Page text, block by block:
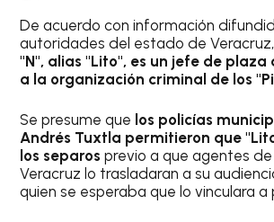
De acuerdo con información
autoridades del estado de Veracruz,
"N", alias "Lito", es un jefe de
a la organización criminal de los
Se presume que los policías
Andrés Tuxtla permitieron que
los separosprevio a que agentes de
Veracruz lo trasladaran a su
quien se esperaba que lo vinculara a